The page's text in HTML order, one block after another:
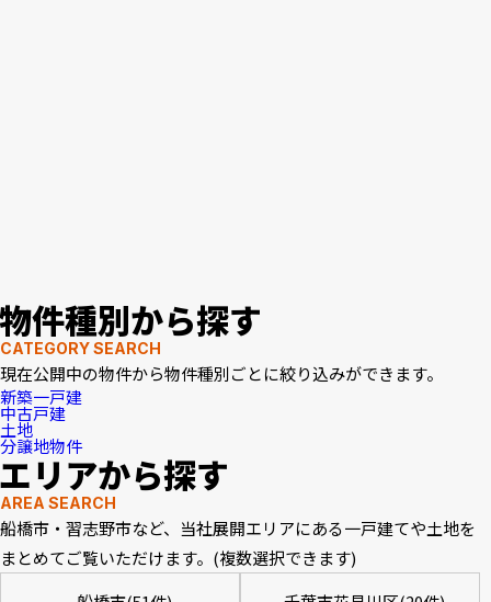
件種別から探す
CATEGORY SEARCH
現在公開中の物件から物件種別ごとに絞り込みができます。
新築一戸建
中古戸建
土地
分譲地物件
リアから探す
AREA SEARCH
船橋市・習志野市など、当社展開エリアにある一戸建てや土地を
まとめてご覧いただけます。(複数選択できます)